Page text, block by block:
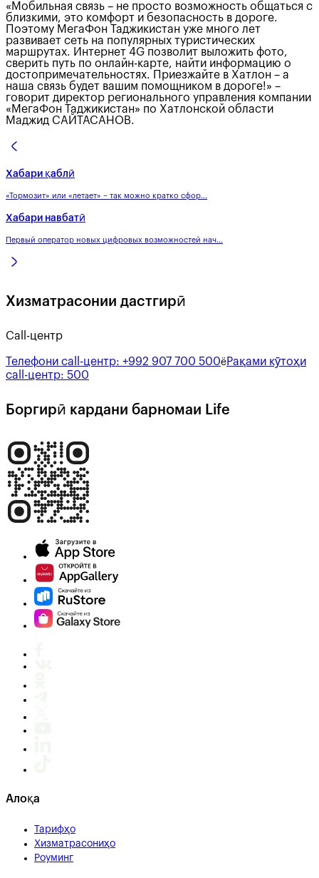
«Мобильная связь – не просто возможность общаться с
близкими, это комфорт и безопасность в дороге.
Поэтому МегаФон Таджикистан уже много лет
развивает сеть на популярных туристических
маршрутах. Интернет 4G позволит выложить фото,
сверить путь по онлайн-карте, найти информацию о
достопримечательностях. Приезжайте в Хатлон – а
наша связь будет вашим помощником в дороге!» –
говорит директор регионального управления компании
«МегаФон Таджикистан» по Хатлонской области
Маджид САЙТАСАНОВ.
Хабари қаблӣ
«Тормозит» или «летает» – так можно кратко сфор...
Хабари навбатӣ
Первый оператор новых цифровых возможностей нач...
Хизматрасонии дастгирӣ
Call-центр
Телефони call-центр: +992 907 700 500ёРақами кӯтоҳи
call-центр: 500
Боргирӣ кардани барномаи Life
Алоқа
Тарифҳо
Хизматрасониҳо
Роуминг